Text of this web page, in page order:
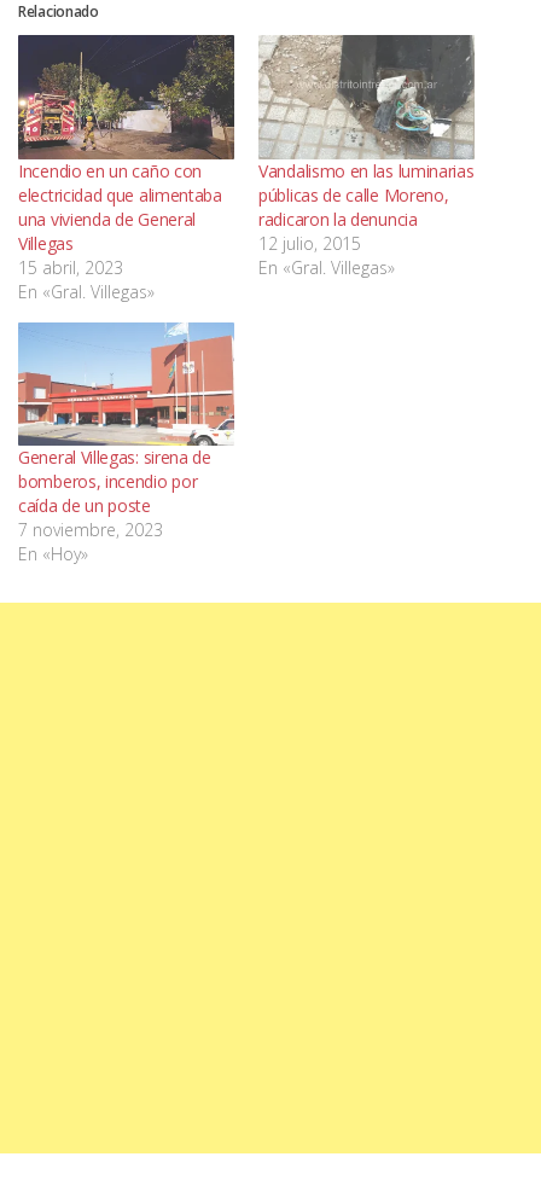
Relacionado
Incendio en un caño con
electricidad que alimentaba
una vivienda de General
Villegas
15 abril, 2023
En «Gral. Villegas»
Vandalismo en las luminarias
públicas de calle Moreno,
radicaron la denuncia
12 julio, 2015
En «Gral. Villegas»
General Villegas: sirena de
bomberos, incendio por
caída de un poste
7 noviembre, 2023
En «Hoy»